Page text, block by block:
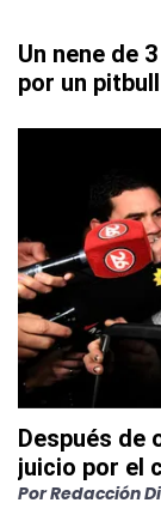
Un nene de
por un
Después de
juicio por el
PorRedacción